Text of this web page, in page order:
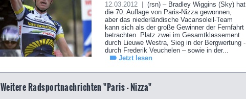
12.03.2012 |
(rsn) – Bradley Wiggins (Sky) hat
die 70. Auflage von Paris-Nizza gewonnen,
aber das niederländische Vacansoleil-Team
kann sich als der große Gewinner der Fernfahrt
betrachten. Platz zwei im Gesamtklassement
durch Lieuwe Westra, Sieg in der Bergwertung -
durch Frederik Veuchelen – sowie in der...
Jetzt lesen
Weitere Radsportnachrichten "Paris - Nizza"